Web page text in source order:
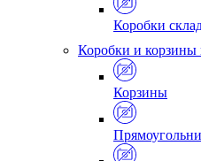
Коробки
Коробки и корзины
Корзины